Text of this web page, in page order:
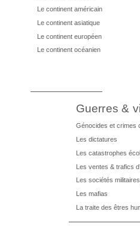
Le continent américain
Le continent asiatique
Le continent européen
Le continent océanien
Guerres &
Génocides et crimes
Les dictatures
Les catastrophes
Les ventes & trafics
Les sociétés
Les mafias
La traite des êtres